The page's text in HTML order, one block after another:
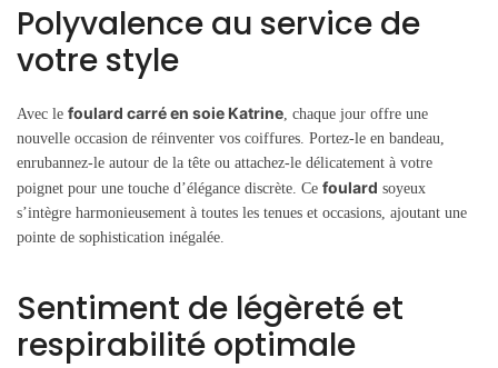
Polyvalence au service de
votre style
Avec le foulard carré en soie Katrine , chaque jour offre une
nouvelle occasion de réinventer vos coiffures. Portez-le en bandeau,
enrubannez-le autour de la tête ou attachez-le délicatement à votre
poignet pour une touche d’élégance discrète. Ce foulard soyeux
s’intègre harmonieusement à toutes les tenues et occasions, ajoutant une
pointe de sophistication inégalée.
Sentiment de légèreté et
respirabilité optimale